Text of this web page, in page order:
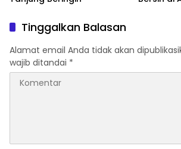
Tinggalkan Balasan
Alamat email Anda tidak akan
wajib ditandai *